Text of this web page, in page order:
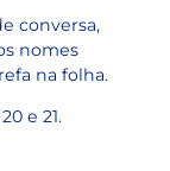
conversa,
nomes
na folha.
e 21.